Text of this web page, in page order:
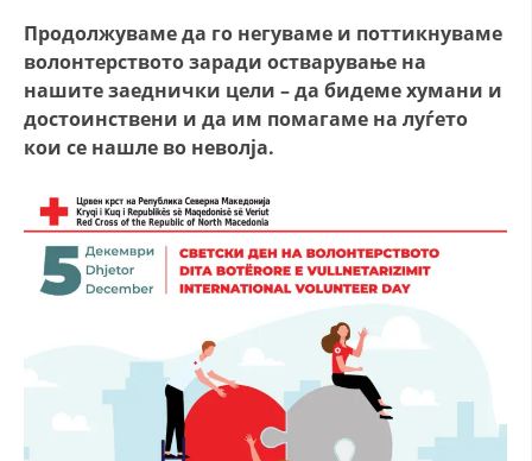
ПРОМОЦИЈА НА ХУМАНИ ВРЕДНОСТИ
УПОТРЕБА И ЗАШТИТА НА АМБЛЕМОТ
СОЦИЈАЛНО ХУМАНИТАРНА ДЕЈНОСТ
ПОДГОТВЕНОСТ И ДЕЈСТВО ПРИ КАТАСТРОФИ
ТИМОВИ НА ООЦК
ПРОЕКТИ – ПОДГОТВЕНОСТ И ДЕЈСТВУВАЊЕ ПРИ КАТАСТРОФИ
ОДНОСИ СО ЈАВНОСТ
ИСТРАЖУВАЊЕ НА ЈАВНО МИСЛЕЊЕ
Продолжуваме да го негуваме и поттикнуваме
волонтерството заради остварување на
нашите заеднички цели – да бидеме хумани и
достоинствени и да им помагаме на луѓето
кои се нашле во неволја.